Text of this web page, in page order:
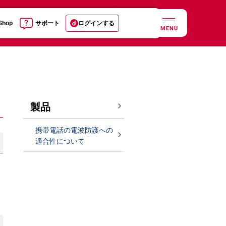
サポート ログインする
MENU
製品
携帯電話の電波防護への
適合性について